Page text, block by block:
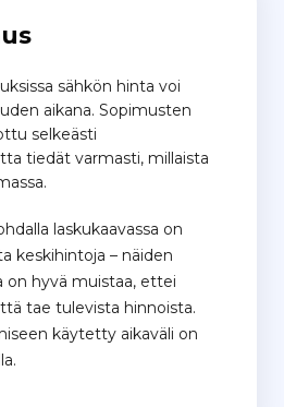
sähkön hinta voi
aikana. Sopimusten
selkeästi
tiedät varmasti, millaista
laskukaavassa on
keskihintoja – näiden
on hyvä muistaa, ettei
tae tulevista hinnoista.
käytetty aikaväli on